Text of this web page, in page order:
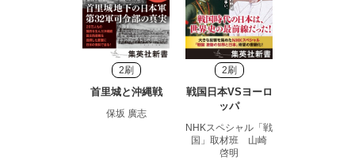
2刷
首里城と沖縄戦
保坂 廣志
2刷
戦国日本VSヨーロ
ッパ
NHKスペシャル「戦
国」取材班 山崎
啓明